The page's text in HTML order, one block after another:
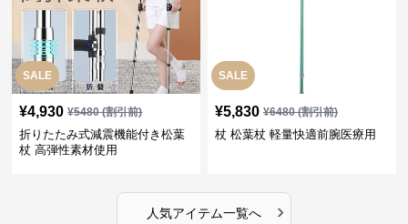
SALE
¥4,930 ¥5480(割引前)
折りたたみ式減震機能付き松葉
杖 高弾性素材使用
SALE
¥5,830 ¥6480(割引前)
杖 松葉杖 軽量快適前腕医療用
人気アイテム一覧へ ›